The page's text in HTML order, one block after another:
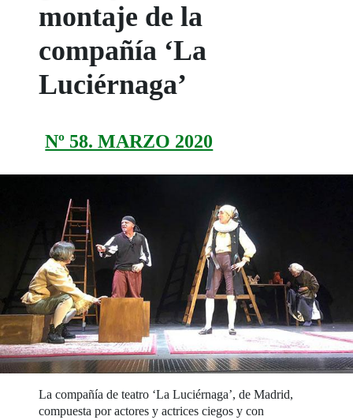
montaje de la
compañía ‘La
Luciérnaga’
Nº 58. MARZO 2020
La compañía de teatro ‘La Luciérnaga’, de Madrid,
compuesta por actores y actrices ciegos y con